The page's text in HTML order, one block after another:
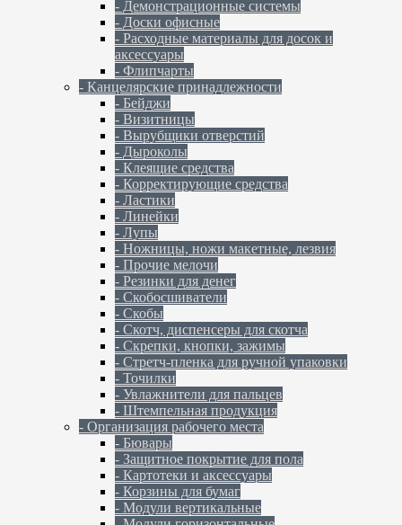
- Демонстрационные системы
- Доски офисные
- Расходные материалы для досок и
аксессуары
- Флипчарты
- Канцелярские принадлежности
- Бейджи
- Визитницы
- Вырубщики отверстий
- Дыроколы
- Клеящие средства
- Корректирующие средства
- Ластики
- Линейки
- Лупы
- Ножницы, ножи макетные, лезвия
- Прочие мелочи
- Резинки для денег
- Скобосшиватели
- Скобы
- Скотч, диспенсеры для скотча
- Скрепки, кнопки, зажимы
- Стретч-пленка для ручной упаковки
- Точилки
- Увлажнители для пальцев
- Штемпельная продукция
- Организация рабочего места
- Бювары
- Защитное покрытие для пола
- Картотеки и аксессуары
- Корзины для бумаг
- Модули вертикальные